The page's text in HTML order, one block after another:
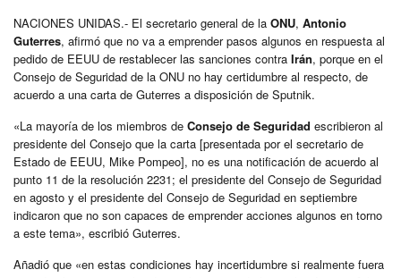
NACIONES UNIDAS.- El secretario general de la ONU, Antonio
Guterres, afirmó que no va a emprender pasos algunos en respuesta al
pedido de EEUU de restablecer las sanciones contra Irán, porque en el
Consejo de Seguridad de la ONU no hay certidumbre al respecto, de
acuerdo a una carta de Guterres a disposición de Sputnik.
«La mayoría de los miembros de Consejo de Seguridad escribieron al
presidente del Consejo que la carta [presentada por el secretario de
Estado de EEUU, Mike Pompeo], no es una notificación de acuerdo al
punto 11 de la resolución 2231; el presidente del Consejo de Seguridad
en agosto y el presidente del Consejo de Seguridad en septiembre
indicaron que no son capaces de emprender acciones algunos en torno
a este tema», escribió Guterres.
Añadió que «en estas condiciones hay incertidumbre si realmente fuera